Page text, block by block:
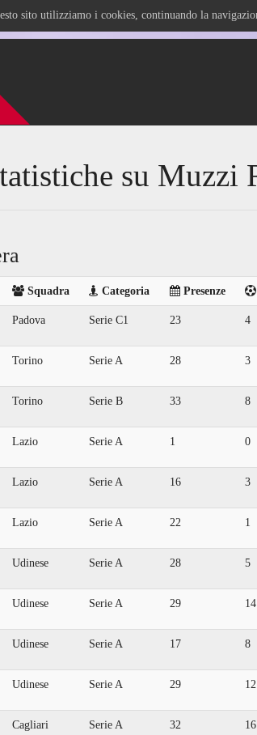
sito utilizziamo i cookies, continuando la
su Muzzi
Squadra Categoria Presenze
Padova Serie C1 23 4
Torino Serie A 28 3
Torino Serie B 33 8
Lazio Serie A 1 0
Lazio Serie A 16 3
Lazio Serie A 22 1
Udinese Serie A 28 5
Udinese Serie A 29 14
Udinese Serie A 17 8
Udinese Serie A 29 12
Cagliari Serie A 32 16